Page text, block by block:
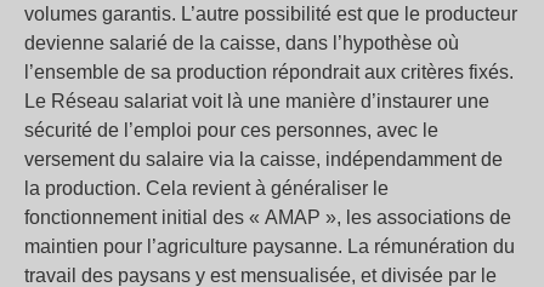
volumes garantis. L’autre possibilité est que le producteur
devienne salarié de la caisse, dans l’hypothèse où
l’ensemble de sa production répondrait aux critères fixés.
Le Réseau salariat voit là une manière d’instaurer une
sécurité de l’emploi pour ces personnes, avec le
versement du salaire via la caisse, indépendamment de
la production. Cela revient à généraliser le
fonctionnement initial des « AMAP », les associations de
maintien pour l’agriculture paysanne. La rémunération du
travail des paysans y est mensualisée, et divisée par le